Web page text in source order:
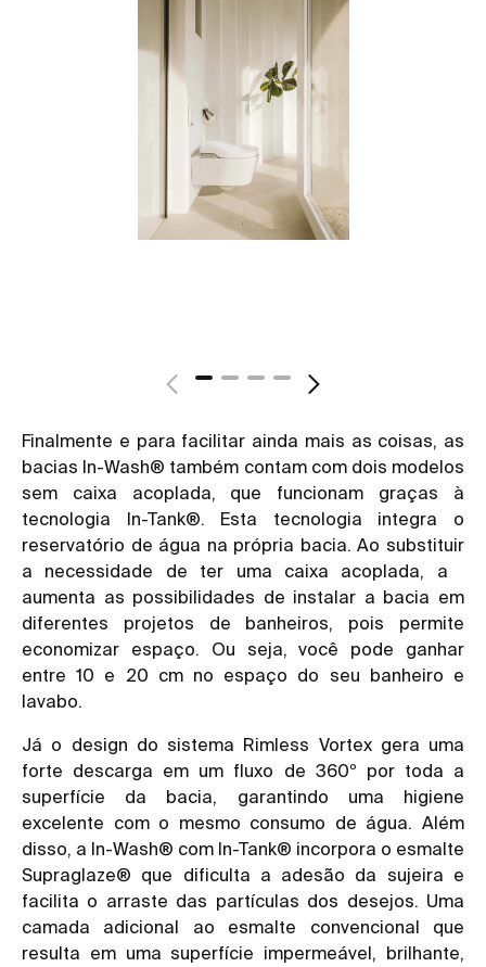
Finalmente e para facilitar ainda mais as coisas, as
bacias In-Wash® também contam com dois modelos
sem caixa acoplada, que funcionam graças à
tecnologia In-Tank®. Esta tecnologia integra o
reservatório de água na própria bacia. Ao substituir
a necessidade de ter uma caixa acoplada, a
aumenta as possibilidades de instalar a bacia em
diferentes projetos de banheiros, pois permite
economizar espaço. Ou seja, você pode ganhar
entre 10 e 20 cm no espaço do seu banheiro e
lavabo.
Já o design do sistema Rimless Vortex gera uma
forte descarga em um fluxo de 360º por toda a
superfície da bacia, garantindo uma higiene
excelente com o mesmo consumo de água. Além
disso, a In-Wash® com In-Tank® incorpora o esmalte
Supraglaze® que dificulta a adesão da sujeira e
facilita o arraste das partículas dos desejos. Uma
camada adicional ao esmalte convencional que
resulta em uma superfície impermeável, brilhante,